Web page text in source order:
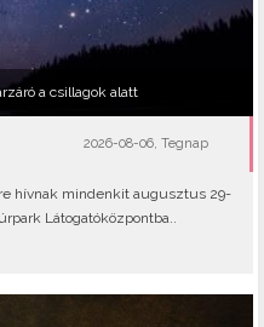
a csillagok alatt
2026-08-06, Tegnap
hívnak mindenkit augusztus 29-
Látogatóközpontba..